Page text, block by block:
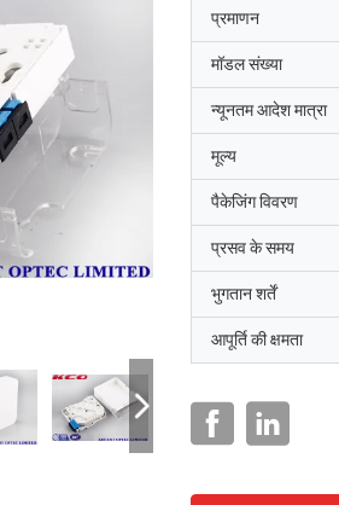
प्रमाणन
मॉडल संख्या
न्यूनतम आदेश मात्रा
मूल्य
पैकेजिंग विवरण
प्रसव के समय
भुगतान शर्तें
आपूर्ति की क्षमता